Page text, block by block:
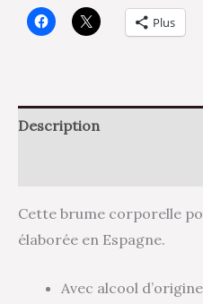
Plus
Description
Cette brume corporelle
élaborée en Espagne.
Avec alcool